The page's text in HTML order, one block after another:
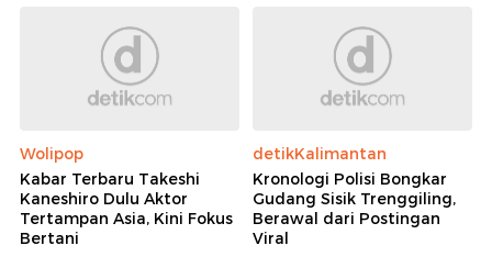
Wolipop
Kabar Terbaru Takeshi
Kaneshiro Dulu Aktor
Tertampan Asia, Kini Fokus
Bertani
detikKalimantan
Kronologi Polisi Bongkar
Gudang Sisik Trenggiling,
Berawal dari Postingan
Viral